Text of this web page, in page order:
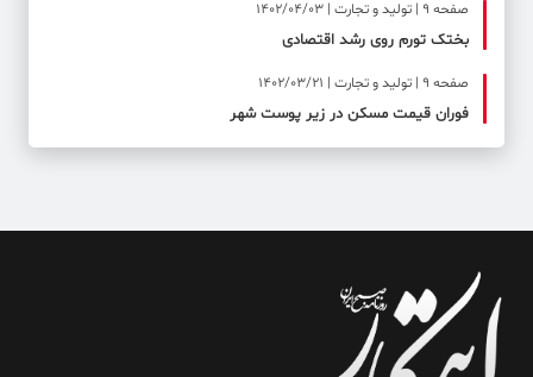
صفحه ۹ | تولید و تجارت | 1402/04/03
بختک تورم روی رشد اقتصادی
صفحه ۹ | تولید و تجارت | 1402/03/21
فوران قیمت مسکن در زیر پوست شهر